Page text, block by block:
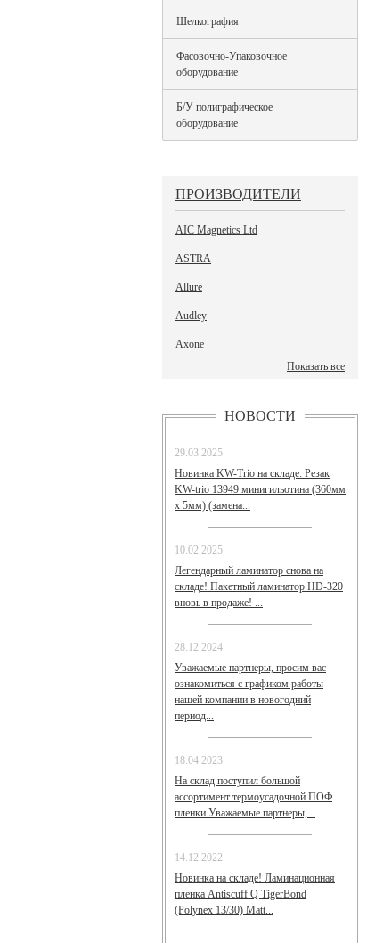
Шелкография
Фасовочно-Упаковочное
оборудование
Б/У полиграфическое
оборудование
ПРОИЗВОДИТЕЛИ
AIC Magnetics Ltd
ASTRA
Allure
Audley
Axone
Показать все
НОВОСТИ
29.03.2025
Новинка KW-Trio на складе: Резак
KW-trio 13949 минигильотина (360мм
х 5мм) (замена...
10.02.2025
Легендарный ламинатор снова на
складе! Пакетный ламинатор HD-320
вновь в продаже! ...
28.12.2024
Уважаемые партнеры, просим вас
ознакомиться с графиком работы
нашей компании в новогодний
период...
18.04.2023
На склад поступил большой
ассортимент термоусадочной ПОФ
пленки Уважаемые партнеры,...
14.12.2022
Новинка на складе! Ламинационная
пленка Antiscuff Q TigerBond
(Polynex 13/30) Matt...